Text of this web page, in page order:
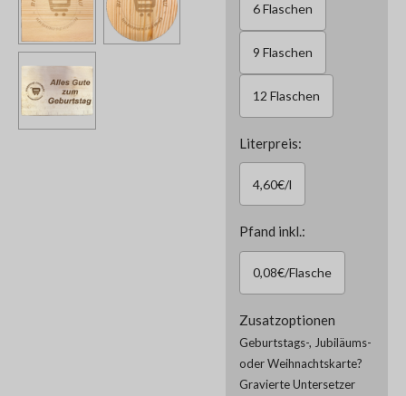
6 Flaschen
9 Flaschen
12 Flaschen
Literpreis:
4,60€/l
Pfand inkl.:
0,08€/Flasche
Zusatzoptionen
Geburtstags-, Jubiläums-
oder Weihnachtskarte?
Gravierte Untersetzer